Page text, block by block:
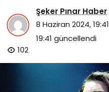
Şeker Pınar Haber
8 Haziran 2024, 19:41
19:41 güncellendi
102